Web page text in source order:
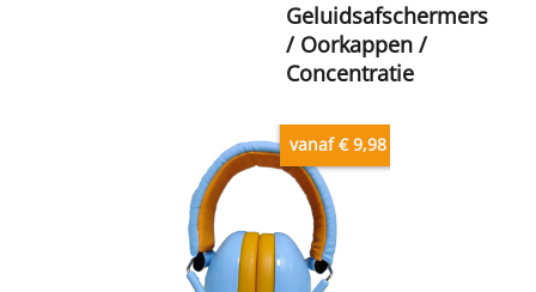
Geluidsafschermers
/ Oorkappen /
Concentratie
vanaf € 9,98